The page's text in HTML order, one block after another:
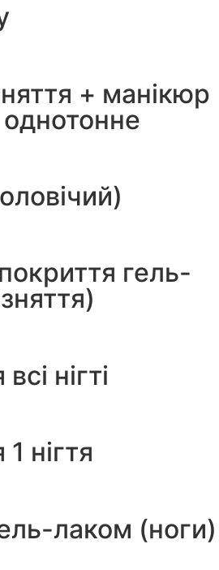
+ манікюр
гель-
нігті
нігтя
лаком (ноги)